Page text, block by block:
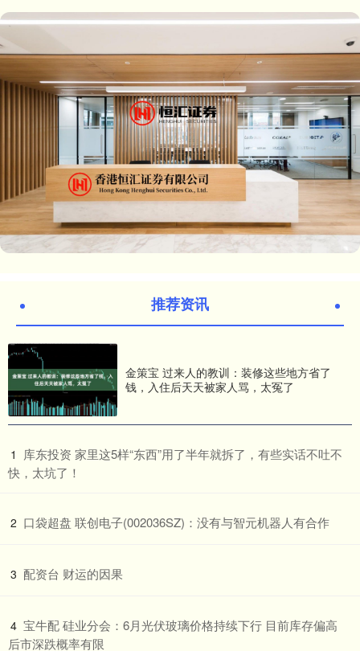
推荐资讯
金策宝 过来人的教训：装修这些地方省了
钱，入住后天天被家人骂，太冤了
1
​库东投资 家里这5样“东西”用了半年就拆了，有些实话不吐不
快，太坑了！
2 ​口袋超盘 联创电子(002036SZ)：没有与智元机器人有合作
3 ​配资台 财运的因果
4 ​宝牛配 硅业分会：6月光伏玻璃价格持续下行 目前库存偏高
后市深跌概率有限